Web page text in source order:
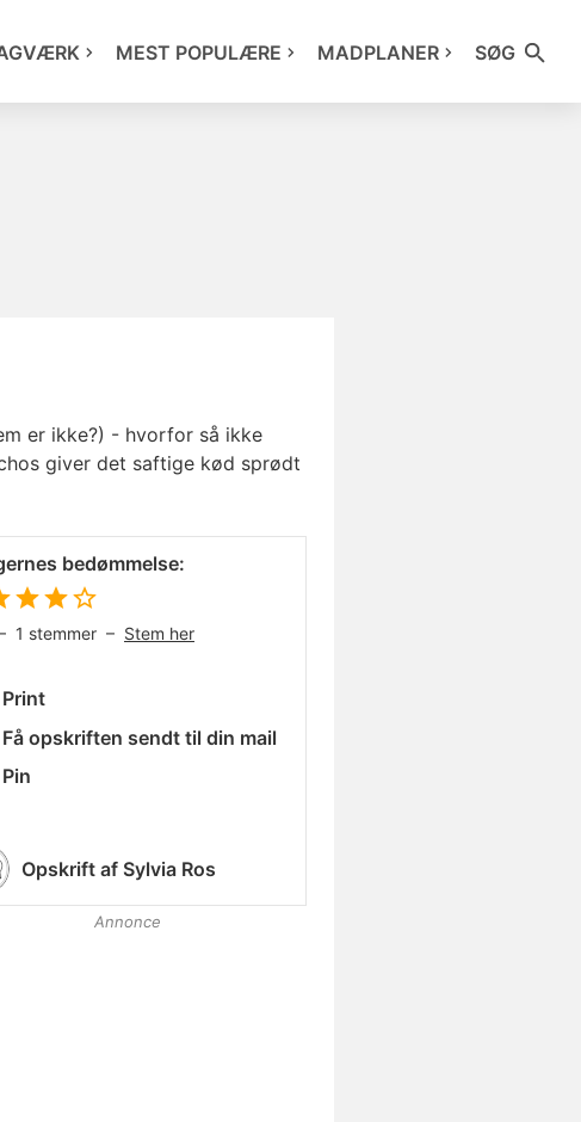
MEST POPULÆRE MADPLANER SØG
er ikke?) - hvorfor så ikke
giver det saftige kød sprødt
bedømmelse:
1 stemmer – Stem her
Print
Få opskriften sendt til din mail
Pin
Opskrift af Sylvia Ros
Annonce